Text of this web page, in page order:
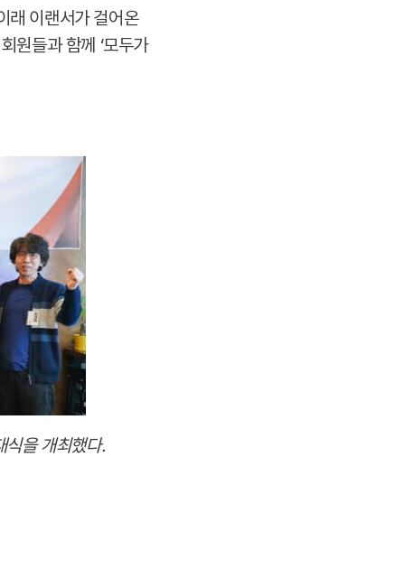
래 이랜서가 걸어온
원들과 함께 ‘모두가
식을 개최했다.